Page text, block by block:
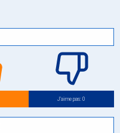
J’aime pas: 0